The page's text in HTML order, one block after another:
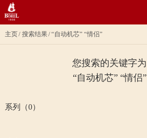
主页 搜索结果 “自动机芯” “情侣”
您搜索的关键字为
“自动机芯” “情侣”
系列（0）